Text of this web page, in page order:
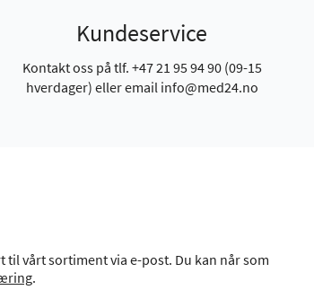
Kundeservice
Kontakt oss på tlf. +47 21 95 94 90 (09-15
hverdager) eller email info@med24.no
vårt sortiment via e-post. Du kan når som
.